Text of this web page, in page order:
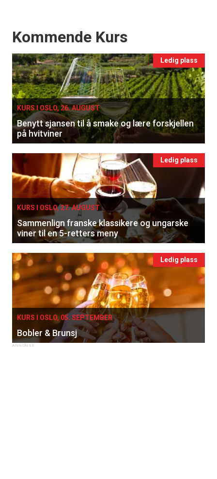
Events
Kommende Kurs
Ledig plass
KURS I OSLO, 26. AUGUST
Benytt sjansen til å smake og lære forskjellen
på hvitviner
Ledig plass
KURS I OSLO, 27. AUGUST
Sammenlign franske klassikere og ungarske
viner til en 5-retters meny
Ledig plass
KURS I OSLO, 05. SEPTEMBER
Bobler & Brunsj